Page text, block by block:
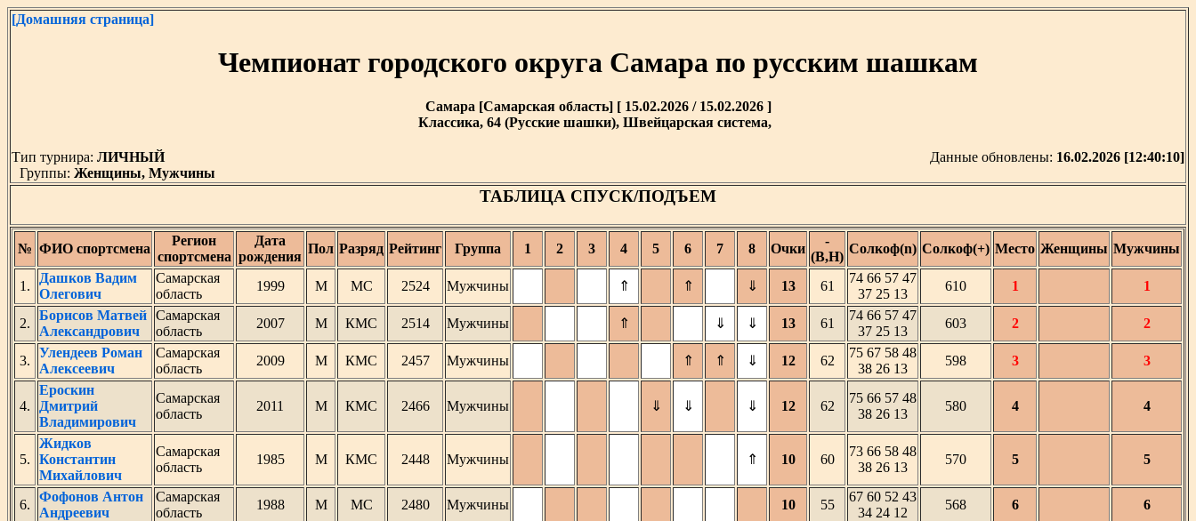
[Домашняя страница]
Чемпионат городского округа Самара по русским шашкам
Самара [Самарская область] [ 15.02.2026 / 15.02.2026 ]
Классика, 64 (Русские шашки), Швейцарская система,
Тип турнира: ЛИЧНЫЙ Данные обновлены: 16.02.2026 [12:40:10]
Группы: Женщины, Мужчины
ТАБЛИЦА СПУСК/ПОДЪЕМ
№ ФИО спортсмена
Регион
спортсмена
Дата
рождения
Пол Разряд Рейтинг Группа 1 2 3 4 5 6 7 8 Очки
-
(В,Н)
Солкоф(n) Солкоф(+) Место Женщины Мужчины
1.
Дашков Вадим
Олегович
Самарская
область
1999 М МС 2524 Мужчины ⇑ ⇑ ⇓ 13 61
74 66 57 47
37 25 13
610 1 1
2.
Борисов Матвей
Александрович
Самарская
область
2007 М КМС 2514 Мужчины ⇑ ⇓ ⇓ 13 61
74 66 57 47
37 25 13
603 2 2
3.
Улендеев Роман
Алексеевич
Самарская
область
2009 М КМС 2457 Мужчины ⇑ ⇑ ⇓ 12 62
75 67 58 48
38 26 13
598 3 3
4.
Ероскин
Дмитрий
Владимирович
Самарская
область
2011 М КМС 2466 Мужчины ⇓ ⇓ ⇓ 12 62
75 66 57 48
38 26 13
580 4 4
5.
Жидков
Константин
Михайлович
Самарская
область
1985 М КМС 2448 Мужчины ⇑ 10 60
73 66 58 48
38 26 13
570 5 5
6.
Фофонов Антон
Андреевич
Самарская
область
1988 М МС 2480 Мужчины 10 55
67 60 52 43
34 24 12
568 6 6